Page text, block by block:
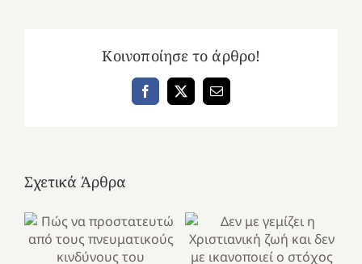
Κοινοποίησε το άρθρο!
Facebook
X Email
Σχετικά Άρθρα